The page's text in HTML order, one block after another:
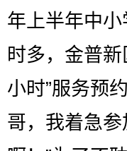
年上半年中
时多，金普
小时”服务预
哥，我着急